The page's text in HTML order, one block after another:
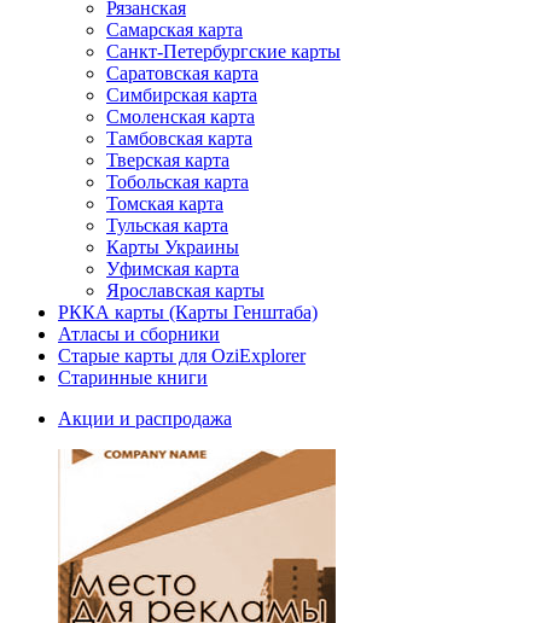
Рязанская
Самарская карта
Санкт-Петербургские карты
Саратовская карта
Симбирская карта
Смоленская карта
Тамбовская карта
Тверская карта
Тобольская карта
Томская карта
Тульская карта
Карты Украины
Уфимская карта
Ярославская карты
РККА карты (Карты Генштаба)
Атласы и сборники
Старые карты для OziExplorer
Старинные книги
Акции и распродажа